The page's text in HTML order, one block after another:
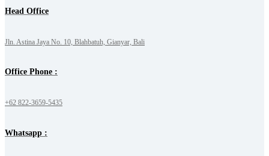
Head Office
Jln. Astina Jaya No. 10, Blahbatuh, Gianyar, Bali
Office Phone :
+62 822-3659-5435
Whatsapp :